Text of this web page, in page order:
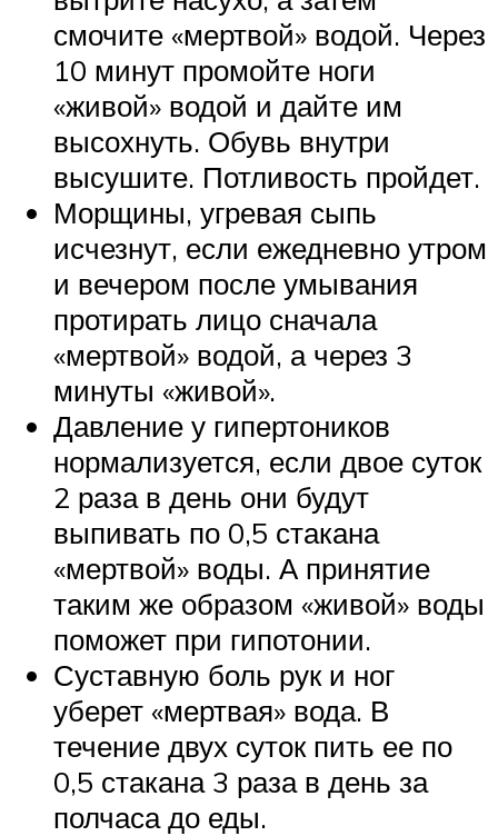
смочите «мертвой» водой. Через
10 минут промойте ноги
«живой» водой и дайте им
высохнуть. Обувь внутри
высушите. Потливость пройдет.
Морщины, угревая сыпь
исчезнут, если ежедневно утром
и вечером после умывания
протирать лицо сначала
«мертвой» водой, а через 3
минуты «живой».
Давление у гипертоников
нормализуется, если двое суток
2 раза в день они будут
выпивать по 0,5 стакана
«мертвой» воды. А принятие
таким же образом «живой» воды
поможет при гипотонии.
Суставную боль рук и ног
уберет «мертвая» вода. В
течение двух суток пить ее по
0,5 стакана 3 раза в день за
полчаса до еды.